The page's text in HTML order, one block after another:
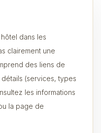
dans les
clairement une
des liens de
(services, types
les informations
la page de